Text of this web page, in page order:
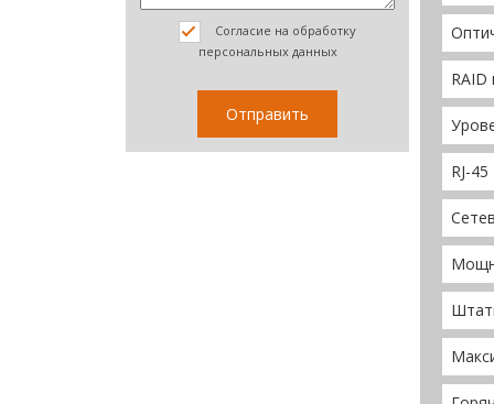
Согласие на обработку
персональных данных
RAID
RJ-